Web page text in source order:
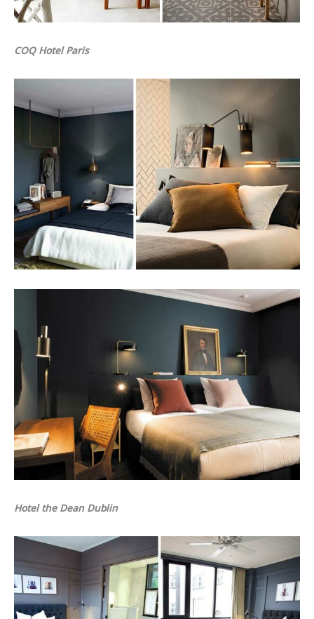
COQ Hotel Paris
Hotel the Dean Dublin